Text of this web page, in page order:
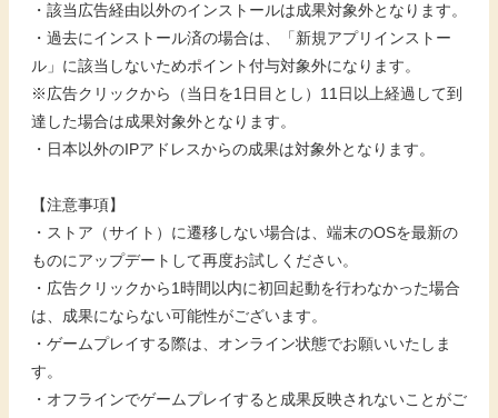
・該当広告経由以外のインストールは成果対象外となります。
・過去にインストール済の場合は、「新規アプリインストー
ル」に該当しないためポイント付与対象外になります。
※広告クリックから（当日を1日目とし）11日以上経過して到
達した場合は成果対象外となります。
・日本以外のIPアドレスからの成果は対象外となります。
【注意事項】
・ストア（サイト）に遷移しない場合は、端末のOSを最新の
ものにアップデートして再度お試しください。
・広告クリックから1時間以内に初回起動を行わなかった場合
は、成果にならない可能性がございます。
・ゲームプレイする際は、オンライン状態でお願いいたしま
す。
・オフラインでゲームプレイすると成果反映されないことがご